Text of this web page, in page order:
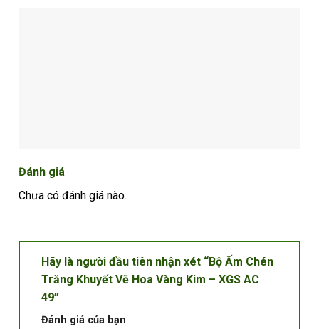
Đánh giá
Chưa có đánh giá nào.
Hãy là người đầu tiên nhận xét “Bộ Ấm Chén
Trăng Khuyết Vẽ Hoa Vàng Kim – XGS AC
49”
Đánh giá của bạn